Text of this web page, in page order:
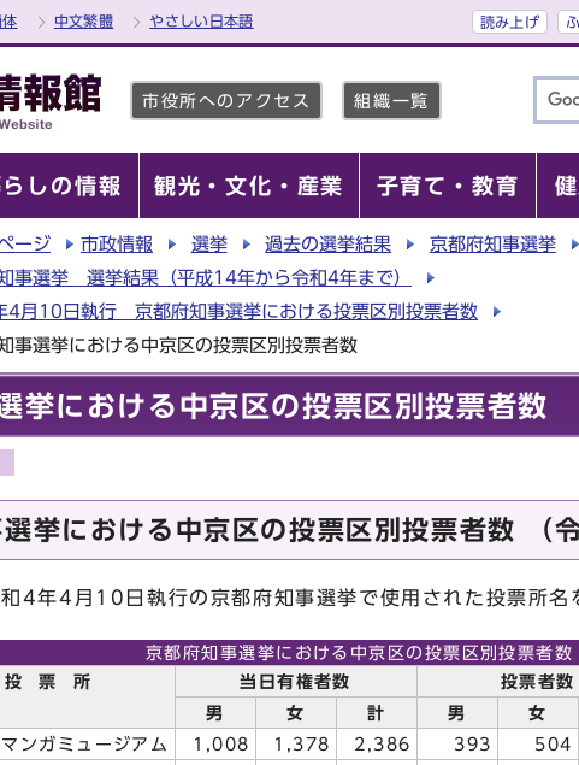
体 中文繁體 やさしい日本語 読み上げ
市役所へのアクセス 組織一覧
しの情報 観光・文化・産業 子育て・教育
ージ 市政情報 選挙 過去の選挙結果
京都府知事選挙
事選挙 選挙結果（平成14年から令和4年まで）
4月10日執行 京都府知事選挙における投票区別投票者数
事選挙における中京区の投票区別投票者数
挙における中京区の投票区別投票者数
挙における中京区の投票区別投票者数 （
4年4月10日執行の京都府知事選挙で使用された投票所名
京都府知事選挙における中京区の投票区別投票者数
投 票 所 当日有権者数 投票者数
男
女 計 男 女
ンガミュージアム 1,008 1,378 2,386 393 504